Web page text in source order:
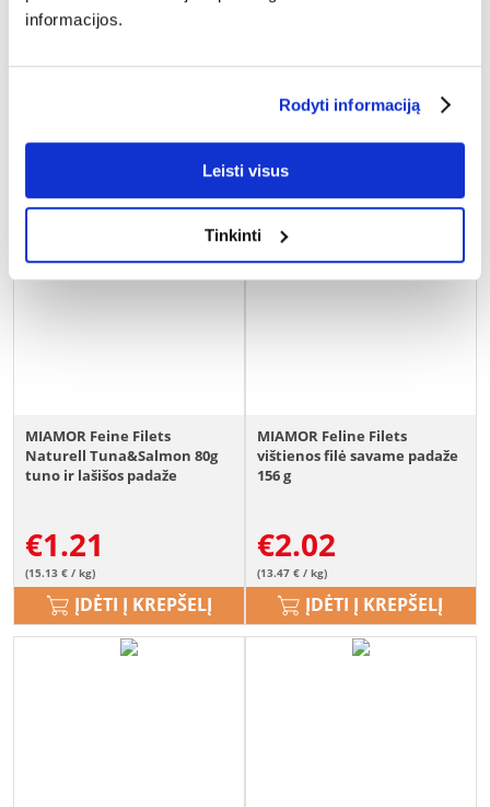
informacijos.
Rodyti informaciją
Leisti visus
Tinkinti
(12.63 € / kg) (7.41 € / kg)
MIAMOR Feine Filets
Naturell Tuna&Salmon 80g
tuno ir lašišos padaže
€1.21
(15.13 € / kg)
ĮDĖTI Į KREPŠELĮ
MIAMOR Feline Filets
vištienos filė savame padaže
156 g
€2.02
(13.47 € / kg)
ĮDĖTI Į KREPŠELĮ